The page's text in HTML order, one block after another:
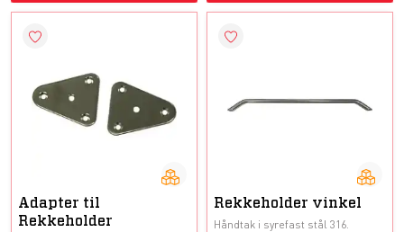
Adapter til
Rekkeholder
Rekkeholder vinkel
Håndtak i syrefast stål 316.